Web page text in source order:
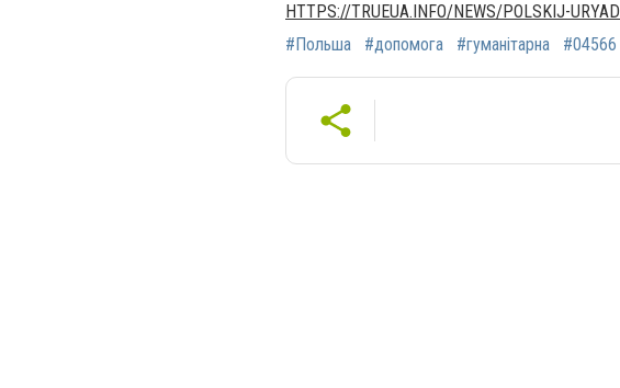
HTTPS://TRUEUA.INFO/NEWS/POLSKIJ-
#Польша
#допомога #гуманітарна #04566